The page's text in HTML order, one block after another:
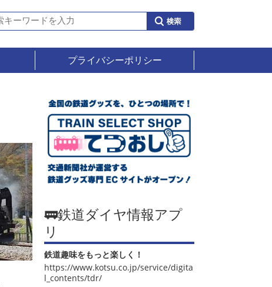
プライバシーポリシー
🚃鉄道ダイヤ情報アプ
リ
鉄道趣味をもっと楽しく！
https://www.kotsu.co.jp/service/digita
l_contents/tdr/